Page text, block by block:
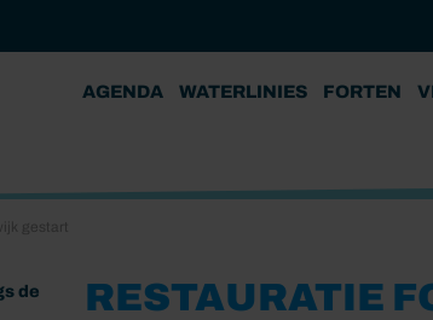
AGENDA WATERLINIES FORTEN
de
RESTAURATIE